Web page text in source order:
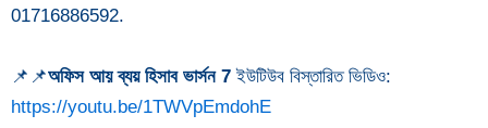
01716886592.
📌📌অফিস আয় ব্যয় হিসাব ভার্সন 7 ইউটিউব বিস্তারিত ভিডিও:
https://youtu.be/1TWVpEmdohE